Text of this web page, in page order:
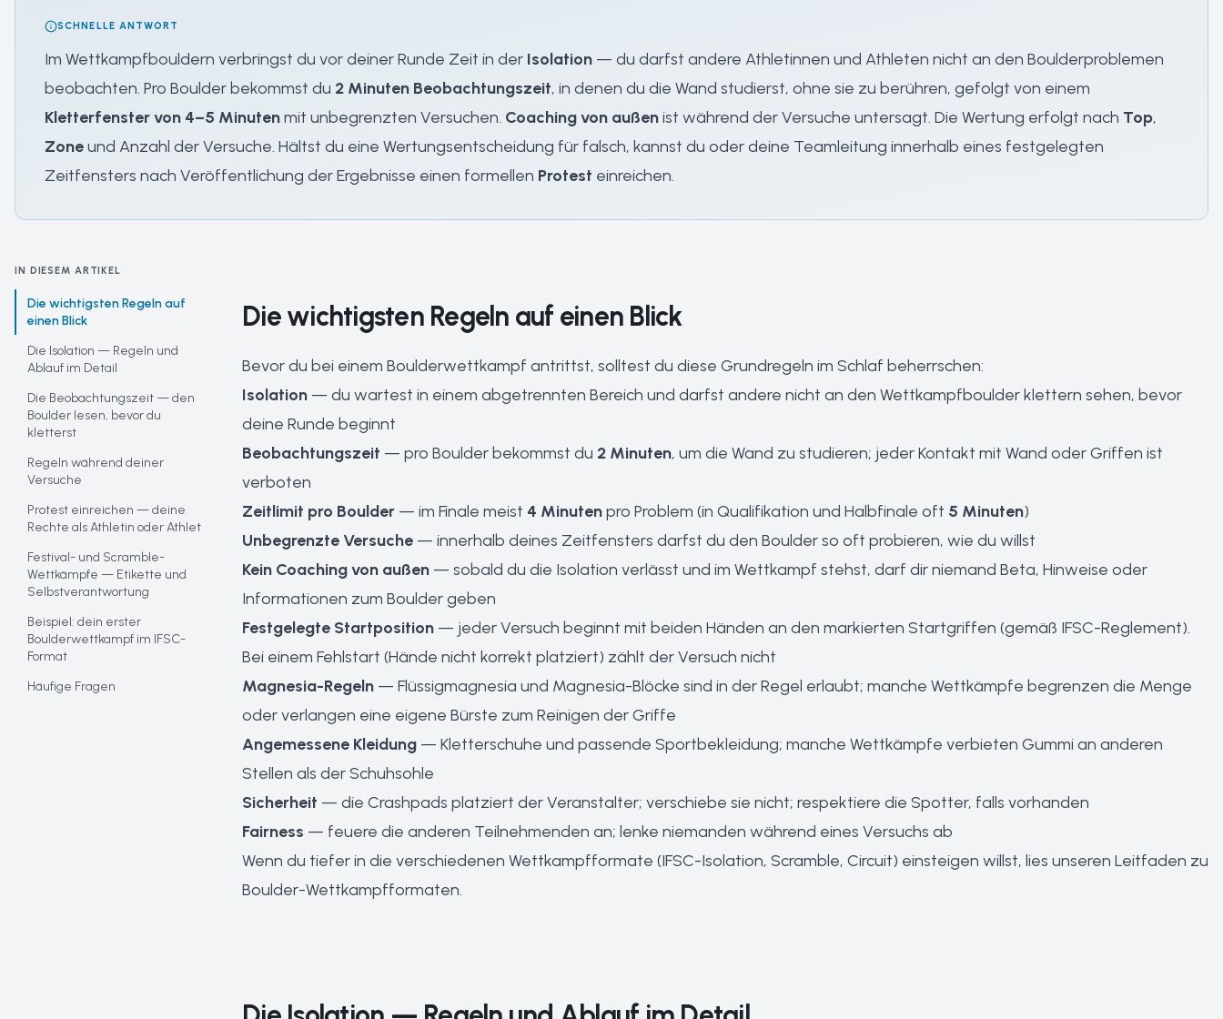
SCHNELLE ANTWORT
Im Wettkampfbouldern verbringst du vor deiner Runde Zeit in der Isolation — du darfst andere Athletinnen und Athleten nicht an den Boulderproblemen
beobachten. Pro Boulder bekommst du 2 Minuten Beobachtungszeit, in denen du die Wand studierst, ohne sie zu berühren, gefolgt von einem
Kletterfenster von 4–5 Minutenmit unbegrenzten Versuchen. Coaching von außenist während der Versuche untersagt. Die Wertung erfolgt nach Top,
Zoneund Anzahl der Versuche. Hältst du eine Wertungsentscheidung für falsch, kannst du oder deine Teamleitung innerhalb eines festgelegten
Zeitfensters nach Veröffentlichung der Ergebnisse einen formellen Protest einreichen.
IN DIESEM ARTIKEL
Die wichtigsten Regeln auf
einen Blick
Die Isolation — Regeln und
Ablauf im Detail
Die Beobachtungszeit — den
Boulder lesen, bevor du
kletterst
Regeln während deiner
Versuche
Protest einreichen — deine
Rechte als Athletin oder Athlet
Festival- und Scramble-
Wettkämpfe — Etikette und
Selbstverantwortung
Beispiel: dein erster
Boulderwettkampf im IFSC-
Format
Häufige Fragen
Die wichtigsten Regeln auf einen Blick
Bevor du bei einem Boulderwettkampf antrittst, solltest du diese Grundregeln im Schlaf beherrschen:
Isolation — du wartest in einem abgetrennten Bereich und darfst andere nicht an den Wettkampfboulder klettern sehen, bevor
deine Runde beginnt
Beobachtungszeit — pro Boulder bekommst du 2 Minuten, um die Wand zu studieren; jeder Kontakt mit Wand oder Griffen ist
verboten
Zeitlimit pro Boulder — im Finale meist 4 Minutenpro Problem (in Qualifikation und Halbfinale oft 5 Minuten)
Unbegrenzte Versuche — innerhalb deines Zeitfensters darfst du den Boulder so oft probieren, wie du willst
Kein Coaching von außen — sobald du die Isolation verlässt und im Wettkampf stehst, darf dir niemand Beta, Hinweise oder
Informationen zum Boulder geben
Festgelegte Startposition — jeder Versuch beginnt mit beiden Händen an den markierten Startgriffen (gemäß IFSC-Reglement).
Bei einem Fehlstart (Hände nicht korrekt platziert) zählt der Versuch nicht
Magnesia-Regeln — Flüssigmagnesia und Magnesia-Blöcke sind in der Regel erlaubt; manche Wettkämpfe begrenzen die Menge
oder verlangen eine eigene Bürste zum Reinigen der Griffe
Angemessene Kleidung — Kletterschuhe und passende Sportbekleidung; manche Wettkämpfe verbieten Gummi an anderen
Stellen als der Schuhsohle
Sicherheit — die Crashpads platziert der Veranstalter; verschiebe sie nicht; respektiere die Spotter, falls vorhanden
Fairness — feuere die anderen Teilnehmenden an; lenke niemanden während eines Versuchs ab
Wenn du tiefer in die verschiedenen Wettkampfformate (IFSC-Isolation, Scramble, Circuit) einsteigen willst, lies unseren Leitfaden zu
Boulder-Wettkampfformaten.